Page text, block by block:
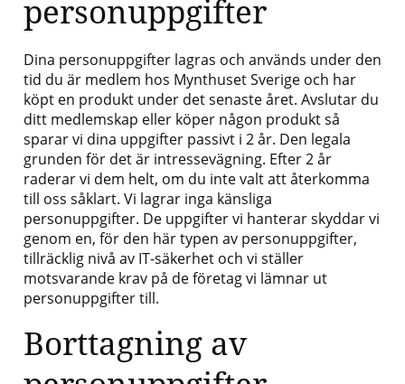
personuppgifter
Dina personuppgifter lagras och används under den
tid du är medlem hos Mynthuset Sverige och har
köpt en produkt under det senaste året. Avslutar du
ditt medlemskap eller köper någon produkt så
sparar vi dina uppgifter passivt i 2 år. Den legala
grunden för det är intressevägning. Efter 2 år
raderar vi dem helt, om du inte valt att återkomma
till oss såklart. Vi lagrar inga känsliga
personuppgifter. De uppgifter vi hanterar skyddar vi
genom en, för den här typen av personuppgifter,
tillräcklig nivå av IT-säkerhet och vi ställer
motsvarande krav på de företag vi lämnar ut
personuppgifter till.
Borttagning av